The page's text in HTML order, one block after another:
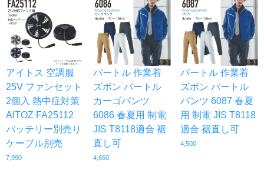
アイトス 空調服
25V ファンセット
2個入 熱中症対策
AITOZ FA25112
バッテリー別売り
ケーブル別売
7,990
バートル 作業着
ズボン バートル
カーゴパンツ
6086 春夏用 制電
JIS T8118適合 裾
直し可
4,650
バートル 作業着
ズボン バートル
パンツ 6087 春夏
用 制電 JIS T8118
適合 裾直し可
4,500